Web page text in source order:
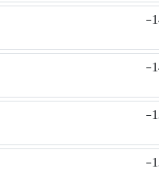
دوره 14 (1401-
دوره 13 (1400-
دوره 12 (1399-
دوره 11 (1398-